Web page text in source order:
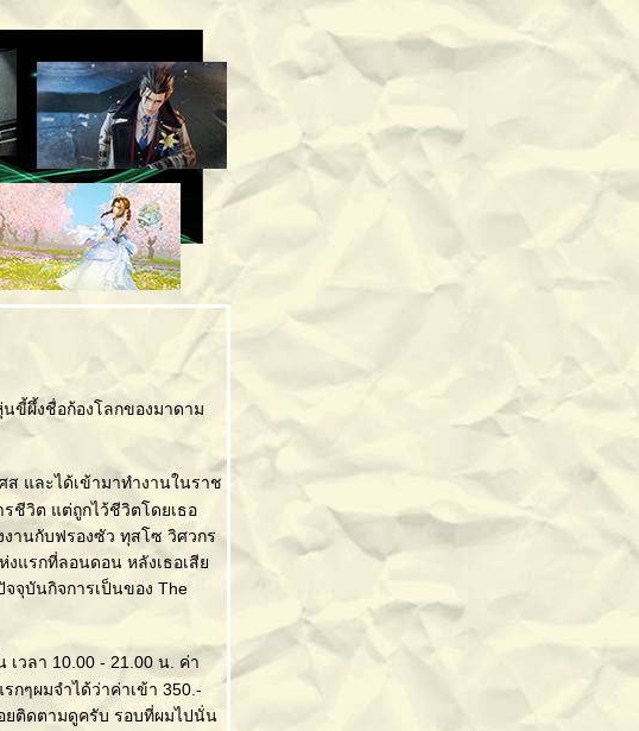
ผึ้งชื่อก้องโลกของมาดาม
ส และได้เข้ามาทำงานในราช
ชีวิต แต่ถูกไว้ชีวิตโดยเธอ
านกับฟรองซัว ทุสโซ วิศวกร
แรกที่ลอนดอน หลังเธอเสี
จุบันกิจการเป็นของ The
เวลา 10.00 - 21.00 น. ค่า
กๆผมจำได้ว่าค่าเข้า 350.-
ยติดตามดูครับ รอบที่ผมไปนั่น